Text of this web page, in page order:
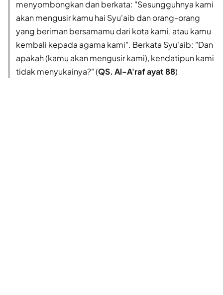
menyombongkan dan berkata: "Sesungguhnya kami
akan mengusir kamu hai Syu'aib dan orang-orang
yang beriman bersamamu dari kota kami, atau kamu
kembali kepada agama kami". Berkata Syu'aib: "Dan
apakah (kamu akan mengusir kami), kendatipun kami
tidak menyukainya?" (QS. Al-A'raf ayat 88)